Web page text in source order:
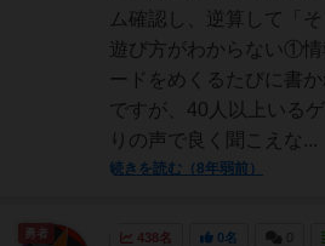
ム確認し、逆算して「
遊び方がわからない①
ードをめくるたびに書
ですが、40人以上いる
りの声で良く聞こえな...
続きを読む（8年弱前）
438名 0名
勇者